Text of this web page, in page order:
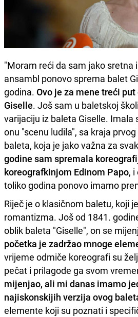
"Moram reći da sam jako sretna
ansambl ponovo sprema balet
godina. Ovo je za mene treći
Giselle. Još sam u baletskoj
varijaciju iz baleta Giselle. Imala
onu "scenu ludila", sa kraja
baleta, koja je jako važna za
godine sam spremala
koreografkinjom Edinom Papo,
toliko godina ponovo imamo
Riječ je o klasičnom baletu, koji
romantizma. Još od 1841.
oblik baleta "Giselle", on se
početka je zadržao mnoge
vrijeme odmiče koreografi su
pečat i prilagode ga svom
mijenjao, ali mi danas imamo
najiskonskijih verzija ovog
elemente koji su poznati i